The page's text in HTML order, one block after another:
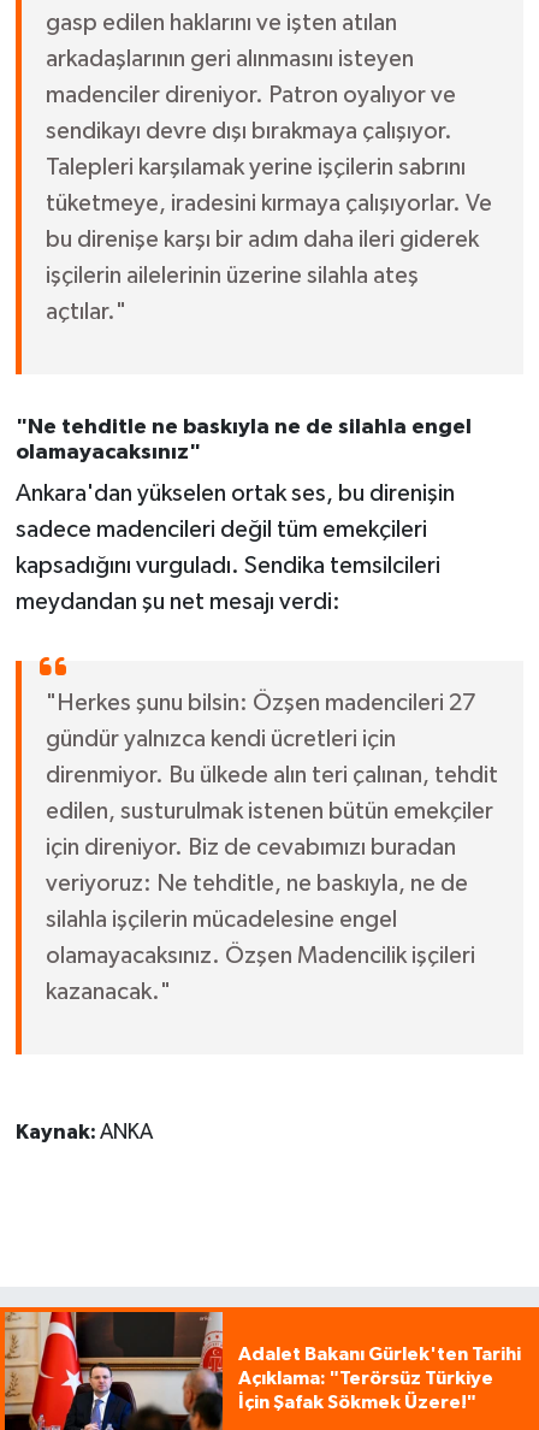
gasp edilen haklarını ve işten atılan
arkadaşlarının geri alınmasını isteyen
madenciler direniyor. Patron oyalıyor ve
sendikayı devre dışı bırakmaya çalışıyor.
Talepleri karşılamak yerine işçilerin sabrını
tüketmeye, iradesini kırmaya çalışıyorlar. Ve
bu direnişe karşı bir adım daha ileri giderek
işçilerin ailelerinin üzerine silahla ateş
açtılar."
"Ne tehditle ne baskıyla ne de silahla engel
olamayacaksınız"
Ankara'dan yükselen ortak ses, bu direnişin
sadece madencileri değil tüm emekçileri
kapsadığını vurguladı. Sendika temsilcileri
meydandan şu net mesajı verdi:
"Herkes şunu bilsin: Özşen madencileri 27
gündür yalnızca kendi ücretleri için
direnmiyor. Bu ülkede alın teri çalınan, tehdit
edilen, susturulmak istenen bütün emekçiler
için direniyor. Biz de cevabımızı buradan
veriyoruz: Ne tehditle, ne baskıyla, ne de
silahla işçilerin mücadelesine engel
olamayacaksınız. Özşen Madencilik işçileri
kazanacak."
Kaynak: ANKA
Adalet Bakanı Gürlek'ten Tarihi
Açıklama: "Terörsüz Türkiye
İçin Şafak Sökmek Üzere!"